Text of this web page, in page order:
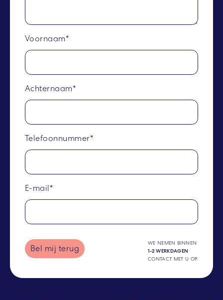
Voornaam*
Achternaam*
Telefoonnummer*
E-mail*
Bel mij terug
WE NEMEN BINNEN
1-2 WERKDAGEN
CONTACT MET U OP.